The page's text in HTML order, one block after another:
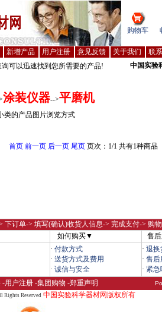
购物车
新增产品 用户注册 意见反馈 关于我们 联
可以迅速找到您所需要的产品! 中国实验
涂装仪器-->平磨机
类的产品图片浏览方式
首页 前一页 后一页 尾页 页次：1/1 共有1种商品
下订单-> 填写(确认)收货人信息-> 完成支付-> 购
如何购买▼
售
· 付款方式
· 送货方式及费用
· 诚信与安全
· 退换
· 售后
· 紧
-用户注册 -集团购物 -郑重声明
Rights Reserved 中国实验科学器材网版权所有